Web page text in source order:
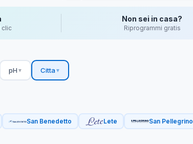
clic
Non sei in casa?
Riprogrammi gratis
pH ▼ Citta▼
San Benedetto Lete San Pellegrino